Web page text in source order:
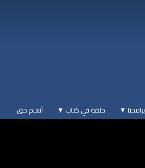
برامجنا ▼ حلقة في كتاب ▼ أنغام حق